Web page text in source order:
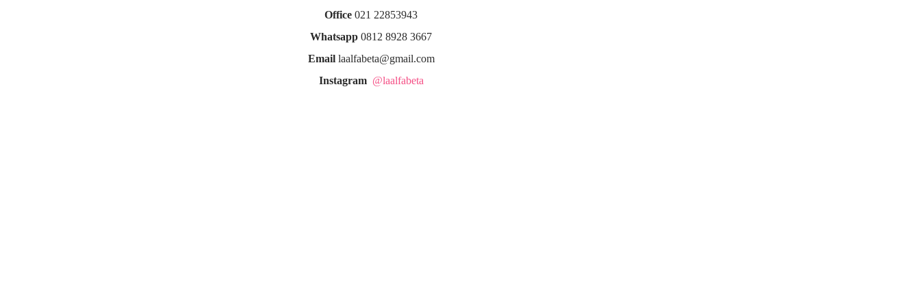
Office 021 22853943
Whatsapp 0812 8928 3667
Emaillaalfabeta@gmail.com
Instagram @laalfabeta